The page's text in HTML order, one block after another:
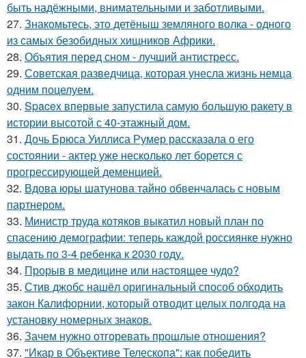
быть надёжными, внимательными и заботливыми.
27. Знакомьтесь, это детёныш земляного волка - одного
из самых безобидных хищников Африки.
28. Объятия перед сном - лучший антистресс.
29. Советская разведчица, которая унесла жизнь немца
одним поцелуем.
30. Spacex впервые запустила самую большую ракету в
истории высотой с 40-этажный дом.
31. Дочь Брюса Уиллиса Румер рассказала о его
состоянии - актер уже несколько лет борется с
прогрессирующей деменцией.
32. Вдова юры шатунова тайно обвенчалась с новым
партнером.
33. Министр труда котяков выкатил новый план по
спасению демографии: теперь каждой россиянке нужно
выдать по 3-4 ребенка к 2030 году.
34. Прорыв в медицине или настоящее чудо?
35. Стив джобс нашёл оригинальный способ обходить
закон Калифорнии, который отводит целых полгода на
установку номерных знаков.
36. Зачем нужно отгоревать прошлые отношения?
37. "Икар в Объективе Телескопа": как победить